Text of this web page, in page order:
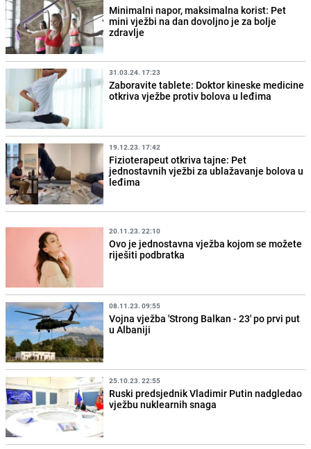
Minimalni napor, maksimalna korist: Pet
mini vježbi na dan dovoljno je za bolje
zdravlje
31.03.24. 17:23
Zaboravite tablete: Doktor kineske medicine
otkriva vježbe protiv bolova u leđima
19.12.23. 17:42
Fizioterapeut otkriva tajne: Pet
jednostavnih vježbi za ublažavanje bolova u
leđima
20.11.23. 22:10
Ovo je jednostavna vježba kojom se možete
riješiti podbratka
08.11.23. 09:55
Vojna vježba 'Strong Balkan - 23' po prvi put
u Albaniji
25.10.23. 22:55
Ruski predsjednik Vladimir Putin nadgledao
vježbu nuklearnih snaga